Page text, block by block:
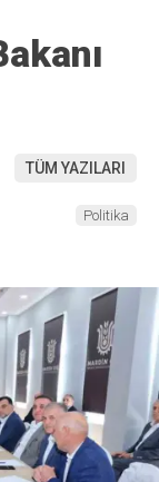
TÜM YAZILARI
Politika